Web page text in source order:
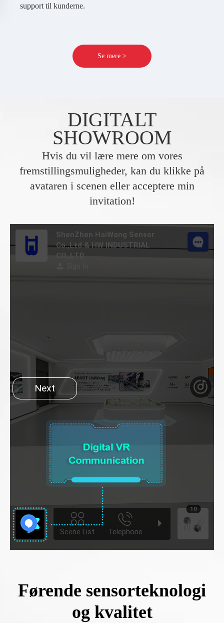
support til kunderne.
Se mere >
DIGITALT
SHOWROOM
Hvis du vil lære mere om vores
fremstillingsmuligheder, kan du klikke på
avataren i scenen eller acceptere min
invitation!
Førende sensorteknologi
og kvalitet